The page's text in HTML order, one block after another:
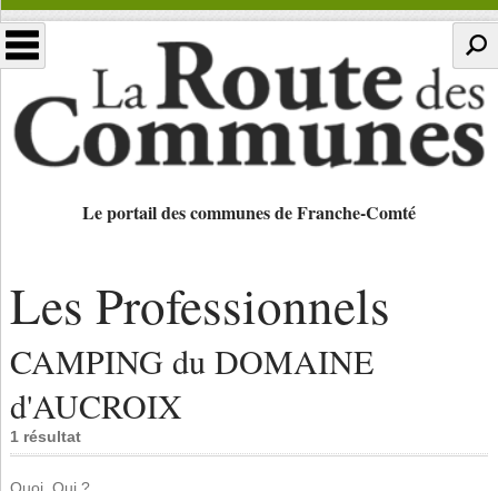
Le portail des communes de Franche-Comté
Les Professionnels
CAMPING du DOMAINE
d'AUCROIX
1 résultat